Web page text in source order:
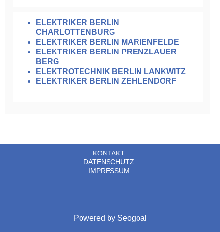
ELEKTRIKER BERLIN
CHARLOTTENBURG
ELEKTRIKER BERLIN MARIENFELDE
ELEKTRIKER BERLIN PRENZLAUER
BERG
ELEKTROTECHNIK BERLIN LANKWITZ
ELEKTRIKER BERLIN ZEHLENDORF
KONTAKT
DATENSCHUTZ
IMPRESSUM
Powered by Seogoal